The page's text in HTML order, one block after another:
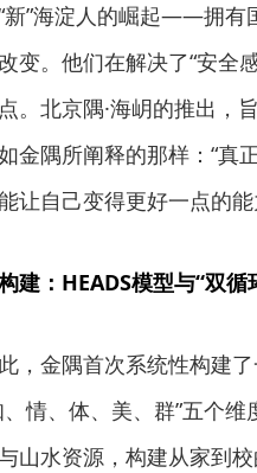
新”海淀人的崛起——拥有
变。他们在解决了“安全
。北京隅·海岄的推出，
金隅所阐释的那样：“真
让自己变得更好一点的能
建：HEADS模型与“双循
，金隅首次系统性构建
、情、体、美、群”五个
山水资源，构建从家到